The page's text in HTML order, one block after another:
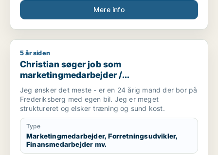
Mere info
Christian søger job som marketingmedarbejder /
5 år siden
Christian søger job som
marketingmedarbejder /
forretningsudvikler / finansmedarbejder /
tjener
Jeg ønsker det meste - er en 24 årig mand der bor på
Frederiksberg med egen bil. Jeg er meget
struktureret og elsker træning og sund kost.
Type
Marketingmedarbejder, Forretningsudvikler,
Finansmedarbejder mv.